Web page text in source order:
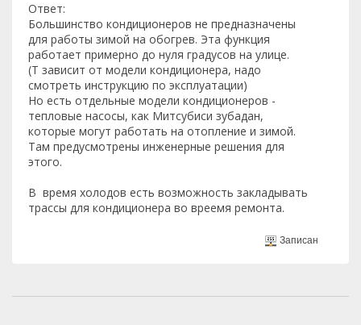
Ответ:
Большинство кондиционеров не предназначены
для работы зимой на обогрев. Эта функция
работает примерно до нуля градусов на улице.
(T зависит от модели кондиционера, надо
смотреть инструкцию по эксплуатации)
Но есть отдельные модели кондиционеров -
тепловые насосы, как Митсубиси зубадан,
которые могут работать на отопление и зимой.
Там предусмотрены инженерные решения для
этого.
В время холодов есть возможность закладывать
трассы для кондиционера во вреемя ремонта.
Записан